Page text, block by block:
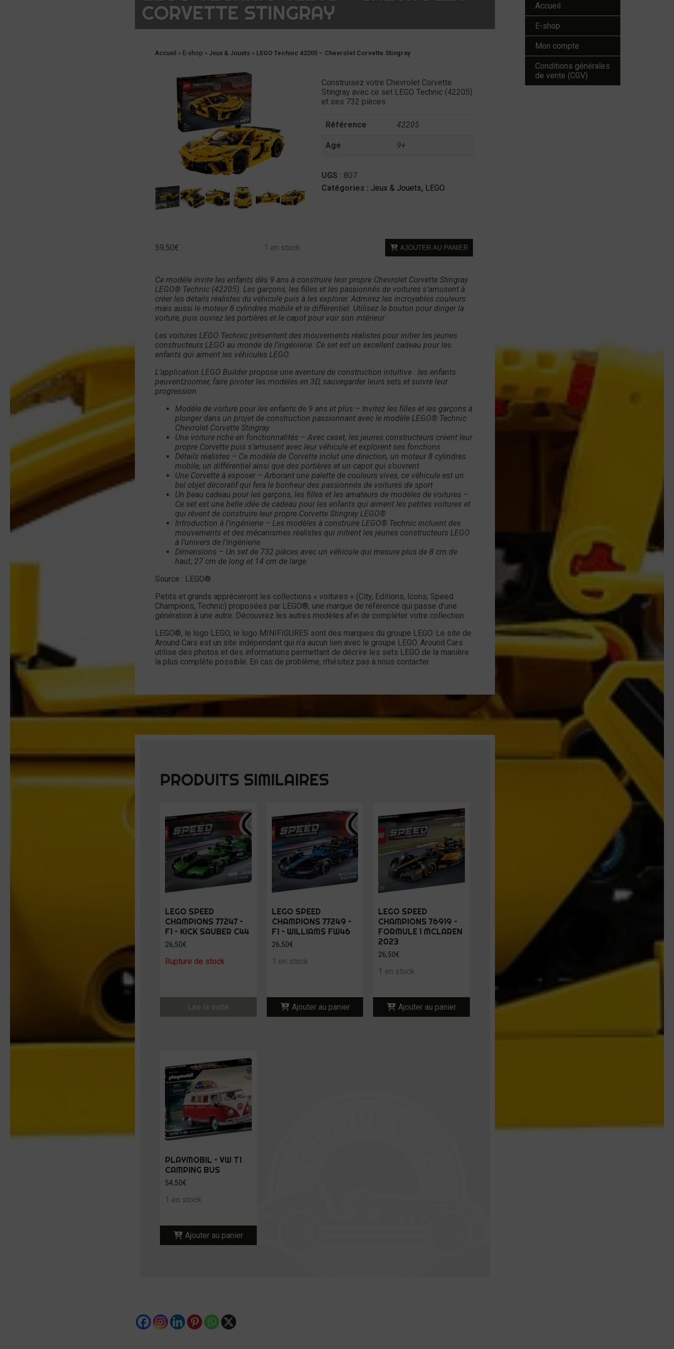
CORVETTE STINGRAY
Accueil » E-shop » Jeux & Jouets » LEGO Technic 42205 – Chevrolet Corvette Stingray
Construisez votre Chevrolet Corvette
Stingray avec ce set LEGO Technic (42205)
et ses 732 pièces.
Référence 42205
Age 9+
UGS : 807
Catégories : Jeux & Jouets, LEGO
59,50€ 1 en stock
quantité
de
Technic
42205
-
Chevrolet
Stingray
AJOUTER AU PANIER
Ce modèle invite les enfants dès 9 ans à construire leur propre Chevrolet Corvette Stingray
LEGO® Technic (42205). Les garçons, les filles et les passionnés de voitures s’amusent à
créer les détails réalistes du véhicule puis à les explorer. Admirez les incroyables couleurs
mais aussi le moteur 8 cylindres mobile et le différentiel. Utilisez le bouton pour diriger la
voiture, puis ouvrez les portières et le capot pour voir son intérieur.
Les voitures LEGO Technic présentent des mouvements réalistes pour initier les jeunes
constructeurs LEGO au monde de l’ingénierie. Ce set est un excellent cadeau pour les
enfants qui aiment les véhicules LEGO.
L’application LEGO Builder propose une aventure de construction intuitive : les enfants
peuventzoomer, faire pivoter les modèles en 3D, sauvegarder leurs sets et suivre leur
progression.
Modèle de voiture pour les enfants de 9 ans et plus – Invitez les filles et les garçons à
plonger dans un projet de construction passionnant avec le modèle LEGO® Technic
Chevrolet Corvette Stingray
Une voiture riche en fonctionnalités – Avec ceset, les jeunes constructeurs créent leur
propre Corvette puis s’amusent avec leur véhicule et explorent ses fonctions
Détails réalistes – Ce modèle de Corvette inclut une direction, un moteur 8 cylindres
mobile, un différentiel ainsi que des portières et un capot qui s’ouvrent
Une Corvette à exposer – Arborant une palette de couleurs vives, ce véhicule est un
bel objet décoratif qui fera le bonheur des passionnés de voitures de sport
Un beau cadeau pour les garçons, les filles et les amateurs de modèles de voitures –
Ce set est une belle idée de cadeau pour les enfants qui aiment les petites voitures et
qui rêvent de construire leur propre Corvette Stingray LEGO®
Introduction à l’ingénierie – Les modèles à construire LEGO® Technic incluent des
mouvements et des mécanismes réalistes qui initient les jeunes constructeurs LEGO
à l’univers de l’ingénierie
Dimensions – Un set de 732 pièces avec un véhicule qui mesure plus de 8 cm de
haut, 27 cm de long et 14 cm de large
Source : LEGO®
Petits et grands apprécieront les collections « voitures » (City, Editions, Icons, Speed
Champions, Technic) proposées par LEGO®, une marque de référence qui passe d’une
génération à une autre. Découvrez les autres modèles afin de compléter votre collection.
LEGO®, le logo LEGO, le logo MINIFIGURES sont des marques du groupe LEGO. Le site de
Around Cars est un site indépendant qui n’a aucun lien avec le groupe LEGO. Around Cars
utilise des photos et des informations permettant de décrire les sets LEGO de la manière
la plus complète possible. En cas de problème, n’hésitez pas à nous contacter.
PRODUITS SIMILAIRES
LEGO SPEED
CHAMPIONS 77247 –
F1 – KICK SAUBER C44
26,50€
Rupture de stock
Lire la suite
LEGO SPEED
CHAMPIONS 77249 –
F1 – WILLIAMS FW46
26,50€
1 en stock
Ajouter au panier
LEGO SPEED
CHAMPIONS 76919 –
FORMULE 1 MCLAREN
2023
26,50€
1 en stock
Ajouter au panier
PLAYMOBIL – VW T1
CAMPING BUS
54,50€
1 en stock
Ajouter au panier
Accueil
E-shop
Mon compte
Conditions générales
de vente (CGV)